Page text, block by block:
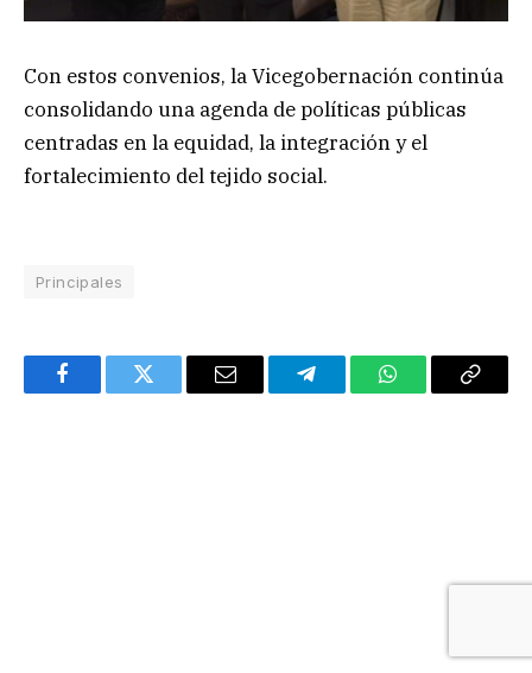
Con estos convenios, la Vicegobernación continúa
consolidando una agenda de políticas públicas
centradas en la equidad, la integración y el
fortalecimiento del tejido social.
Principales
FacebookTwitter Email TelegramWhatsAppCopy